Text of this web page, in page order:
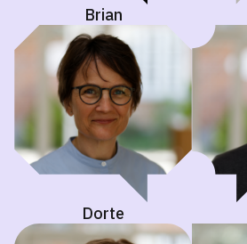
Brian
Dorte